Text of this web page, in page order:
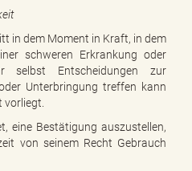
in dem Moment in Kraft, in dem
schweren Erkrankung oder
selbst Entscheidungen zur
Unterbringung treffen kann
eine Bestätigung auszustellen,
von seinem Recht Gebrauch